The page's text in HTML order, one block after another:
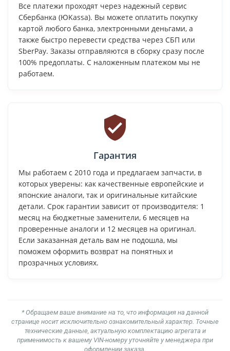
Все платежи проходят через надежный сервис
Сбербанка (ЮKassa). Вы можете оплатить покупку
картой любого банка, электронными деньгами, а
также быстро перевести средства через СБП или
SberPay. Заказы отправляются в сборку сразу после
100% предоплаты. С наложенным платежом мы не
работаем.
Гарантия
Мы работаем с 2010 года и предлагаем запчасти, в
которых уверены: как качественные европейские и
японские аналоги, так и оригинальные китайские
детали. Срок гарантии зависит от производителя: 1
месяц на бюджетные заменители, 6 месяцев на
проверенные аналоги и 12 месяцев на оригинал.
Если заказанная деталь вам не подошла, мы
поможем оформить возврат на понятных и
прозрачных условиях.
* Обращаем ваше внимание на то, что информация на данной
странице носит исключительно ознакомительный характер. Точные
технические данные, актуальную комплектацию агрегата и
применимость к вашему VIN-номеру уточняйте у менеджера при
оформлении заказа.